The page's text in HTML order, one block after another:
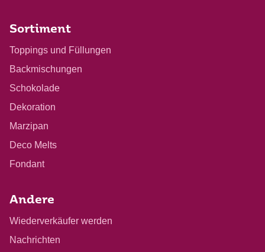
Sortiment
Toppings und Füllungen
Backmischungen
Schokolade
Dekoration
Marzipan
Deco Melts
Fondant
Andere
Wiederverkäufer werden
Nachrichten